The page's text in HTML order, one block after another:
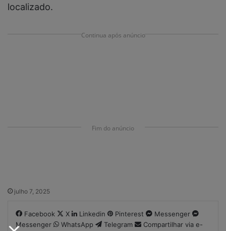
localizado.
Continua após anúncio
Fim do anúncio
julho 7, 2025
Facebook X Linkedin Pinterest
Messenger
Messenger
WhatsApp Telegram Compartilhar via e-